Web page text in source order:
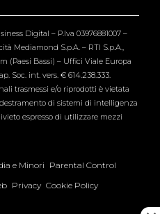
Digital – P.Iva 03976881007 –
Mediamond S.p.A. – RTI S.p.A.,
(Paesi Bassi) – Uffici Viale Europa
Soc. int. vers. € 614.238.333.
trasmessi e/o riprodotti è vietata
di sistemi di intelligenza
espresso di utilizzare mezzi
e Minori Parental Control
Privacy Cookie Policy